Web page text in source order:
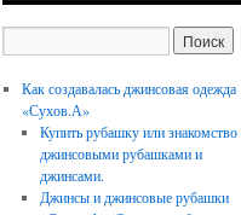
Как создавалась джинсовая одежда
«Сухов.А»
Купить рубашку или знакомство
джинсовыми рубашками и
джинсами.
Джинсы и джинсовые рубашки